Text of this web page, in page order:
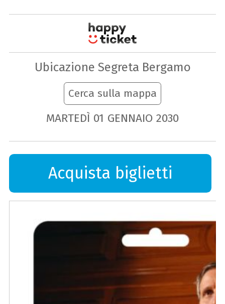
Ubicazione Segreta Bergamo
Cerca sulla mappa
MARTEDÌ 01 GENNAIO 2030
Acquista biglietti